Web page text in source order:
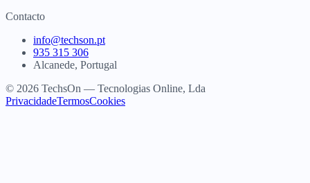
Contacto
info@techson.pt
935 315 306
Alcanede, Portugal
© 2026 TechsOn — Tecnologias Online, Lda
PrivacidadeTermosCookies